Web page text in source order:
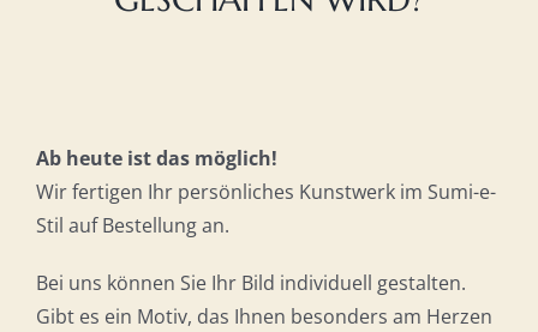
Ab heute ist das möglich!
Wir fertigen Ihr persönliches Kunstwerk im Sumi-e-
Stil auf Bestellung an.
Bei uns können Sie Ihr Bild individuell gestalten.
Gibt es ein Motiv, das Ihnen besonders am Herzen